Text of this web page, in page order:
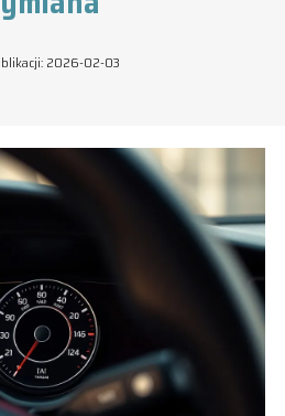
2026-02-03